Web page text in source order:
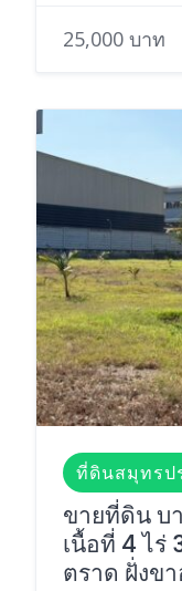
25,000 บาท
ที่ดินสมุทรป
ขายที่ดิน บ
เนื้อที่ 4 ไร่
ตราด ฝั่งข